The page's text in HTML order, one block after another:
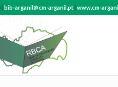
|bib-arganil@cm-arganil.pt|www.cm-